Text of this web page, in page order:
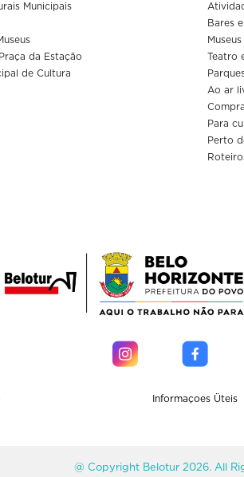
Municipais
da Estação
de Cultura
Bares
Museus
Teatro
Ao ar
Para
Perto
Informaçoes Üteis
@ Copyright Belotur 2026. All